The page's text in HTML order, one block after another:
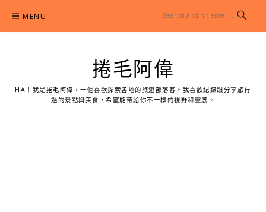
content
MENU
捲毛阿偉
HA！我是捲毛阿偉，一個喜歡探索各地的旅遊部落客。我喜歡紀錄跟分享旅行
過的景點與美食，希望能帶給你不一樣的視野和靈感。